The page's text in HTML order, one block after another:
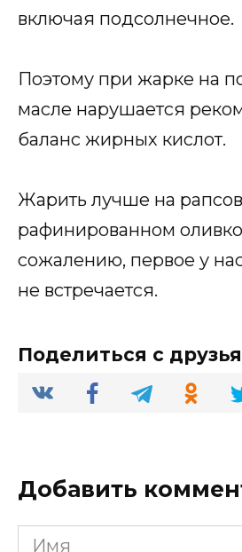
включая подсолнечное.
Поэтому при жарке на
масле нарушается
баланс жирных кислот.
Жарить лучше на
рафинированном
сожалению, первое у
не встречается.
Поделиться с
Добавить
Имя